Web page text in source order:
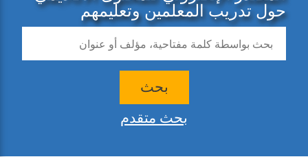
حول تدريب المعلمين وتعليمهم
بحث
بحث متقدم